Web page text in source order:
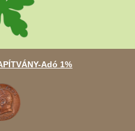
Adó 1%